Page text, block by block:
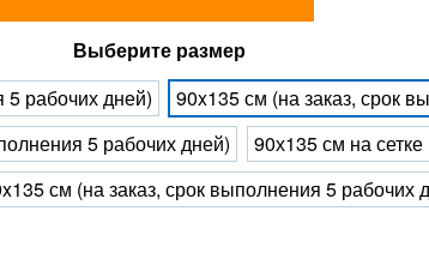
Выберите размер
5 рабочих дней)
90x135 см (на заказ, срок
5 рабочих дней)
90х135 см на
см (на заказ, срок выполнения 5 рабочих